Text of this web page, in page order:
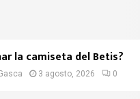
la camiseta del Betis?
3 agosto, 2026 0